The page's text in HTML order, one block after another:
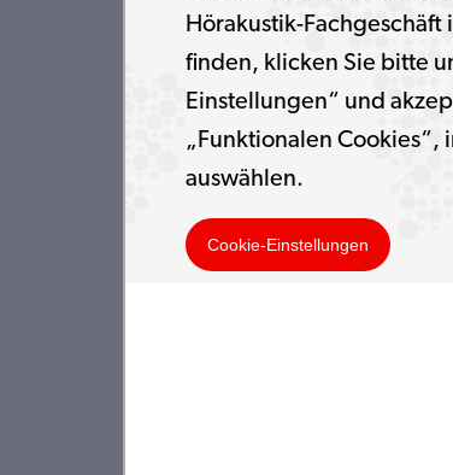
Hörakustik-Fachgeschäft
finden, klicken Sie bitte
Einstellungen“ und
„Funktionalen Cookies“,
auswählen.
Cookie-Einstellungen